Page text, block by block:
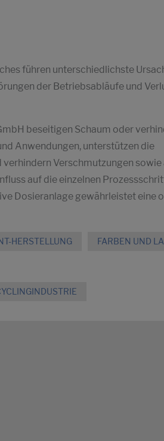
führen unterschiedlichste
der Betriebsabläufe und
beseitigen Schaum oder
Anwendungen, unterstützen die
Verschmutzungen sowie
auf die einzelnen
Dosieranlage gewährleistet eine
HERSTELLUNG FARBEN UND